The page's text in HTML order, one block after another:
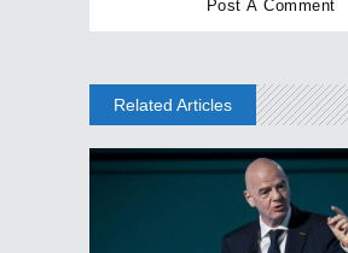
Related Articles